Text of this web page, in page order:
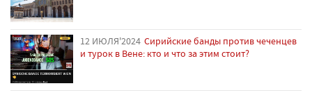
12 ИЮЛЯ'2024 Сирийские банды против чеченцев
и турок в Вене: кто и что за этим стоит?